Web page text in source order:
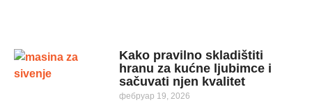
Kako pravilno skladištiti
hranu za kućne ljubimce i
sačuvati njen kvalitet
фебруар 19, 2026